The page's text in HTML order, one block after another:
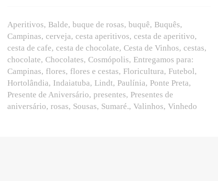
Aperitivos Balde buque de rosas buquê Buquês
Campinas cerveja cesta aperitivos cesta de aperitivo
cesta de cafe cesta de chocolate Cesta de Vinhos cestas
chocolate Chocolates Cosmópolis Entregamos para:
Campinas flores flores e cestas Floricultura Futebol
Hortolândia Indaiatuba Lindt Paulínia Ponte Preta
Presente de Aniversário presentes Presentes de
aniversário rosas Sousas Sumaré. Valinhos Vinhedo